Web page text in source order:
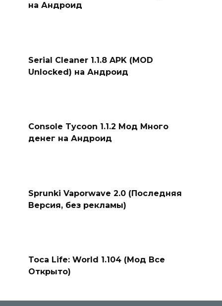
на Андроид
Serial Cleaner 1.1.8 APK (MOD
Unlocked) на Андроид
Console Tycoon 1.1.2 Мод Много
денег на Андроид
Sprunki Vaporwave 2.0 (Последняя
Версия, без рекламы)
Toca Life: World 1.104 (Мод Все
Открыто)